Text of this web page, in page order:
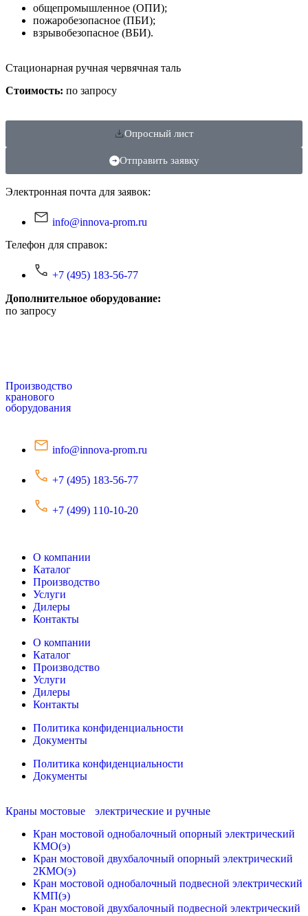
общепромышленное (ОПИ);
пожаробезопасное (ПБИ);
взрывобезопасное (ВБИ).
Стационарная ручная червячная таль
Стоимость: по запросу
Опросный лист
Отправить заявку
Электронная почта для заявок:
info@innova-prom.ru
Телефон для справок:
+7 (495) 183-56-77
Дополнительное оборудование:
по запросу
Производство
кранового
оборудования
info@innova-prom.ru
+7 (495) 183-56-77
+7 (499) 110-10-20
О компании
Каталог
Производство
Услуги
Дилеры
Контакты
О компании
Каталог
Производство
Услуги
Дилеры
Контакты
Политика конфиденциальности
Документы
Политика конфиденциальности
Документы
Краны мостовые электрические и ручные
Кран мостовой однобалочный опорный электрический
КМО(э)
Кран мостовой двухбалочный опорный электрический
2КМО(э)
Кран мостовой однобалочный подвесной электрический
КМП(э)
Кран мостовой двухбалочный подвесной электрический